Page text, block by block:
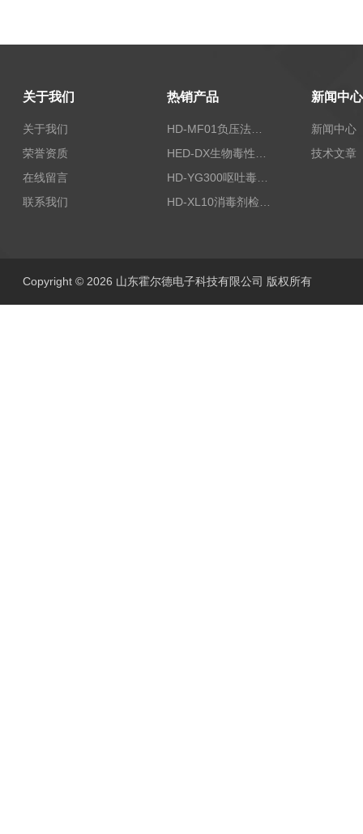
关于我们
关于我们
荣誉资质
在线留言
联系我们
热销产品
HD-MF01负压法密封性测试仪
新闻中心
新闻中心
技术文章
Copyright © 2026 山东霍尔德电子科技有限公司 版权所有